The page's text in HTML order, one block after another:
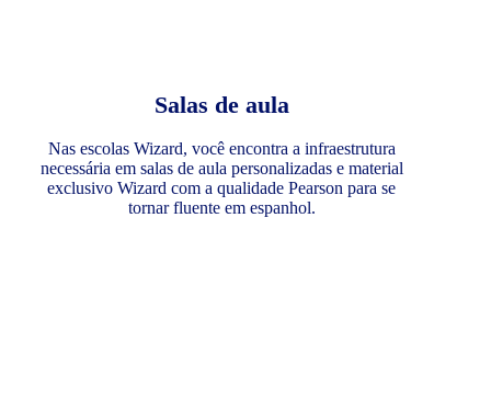
Salas de aula
Nas escolas Wizard, você encontra a infraestrutura
necessária em salas de aula personalizadas e material
exclusivo Wizard com a qualidade Pearson para se
tornar fluente em espanhol.